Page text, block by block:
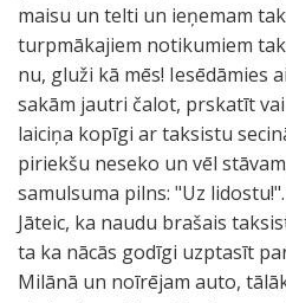
maisu un telti un ieņemam
turpmākajiem notikumiem
nu, gluži kā mēs! Iesēdāmies
sakām jautri čalot, prskatīt
laiciņa kopīgi ar taksistu
piriekšu neseko un vēl
samulsuma pilns: "Uz
Jāteic, ka naudu brašais
ta ka nācās godīgi uzptasīt
Milānā un noīrējam auto,